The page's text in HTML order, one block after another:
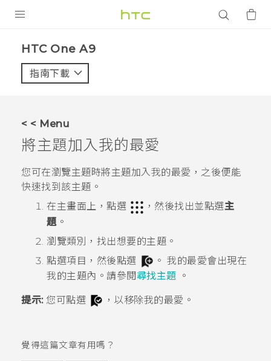
VIVE
應用程式
HTC One A9‎
指南下載
< < Menu
將主題加入我的最愛
您可在瀏覽主題時將主題加入我的最愛，之後便能
快速找到該主題。
在主畫面上，點選 ，然後找出並點選主
題 。
瀏覽類別，找出想要的主題。
點選項目，然後點選
。 我的最愛會出現在
我的主題內。請參閱尋找主題 。
提示:您可點選 ，以移除我的最愛。
覺得這篇文章有用嗎？